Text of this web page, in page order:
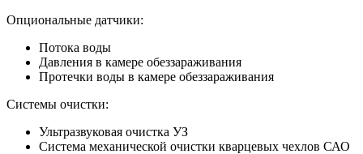
Опциональные датчики:
Потока воды
Давления в камере обеззараживания
Протечки воды в камере обеззараживания
Системы очистки:
Ультразвуковая очистка УЗ
Система механической очистки кварцевых чехлов САО